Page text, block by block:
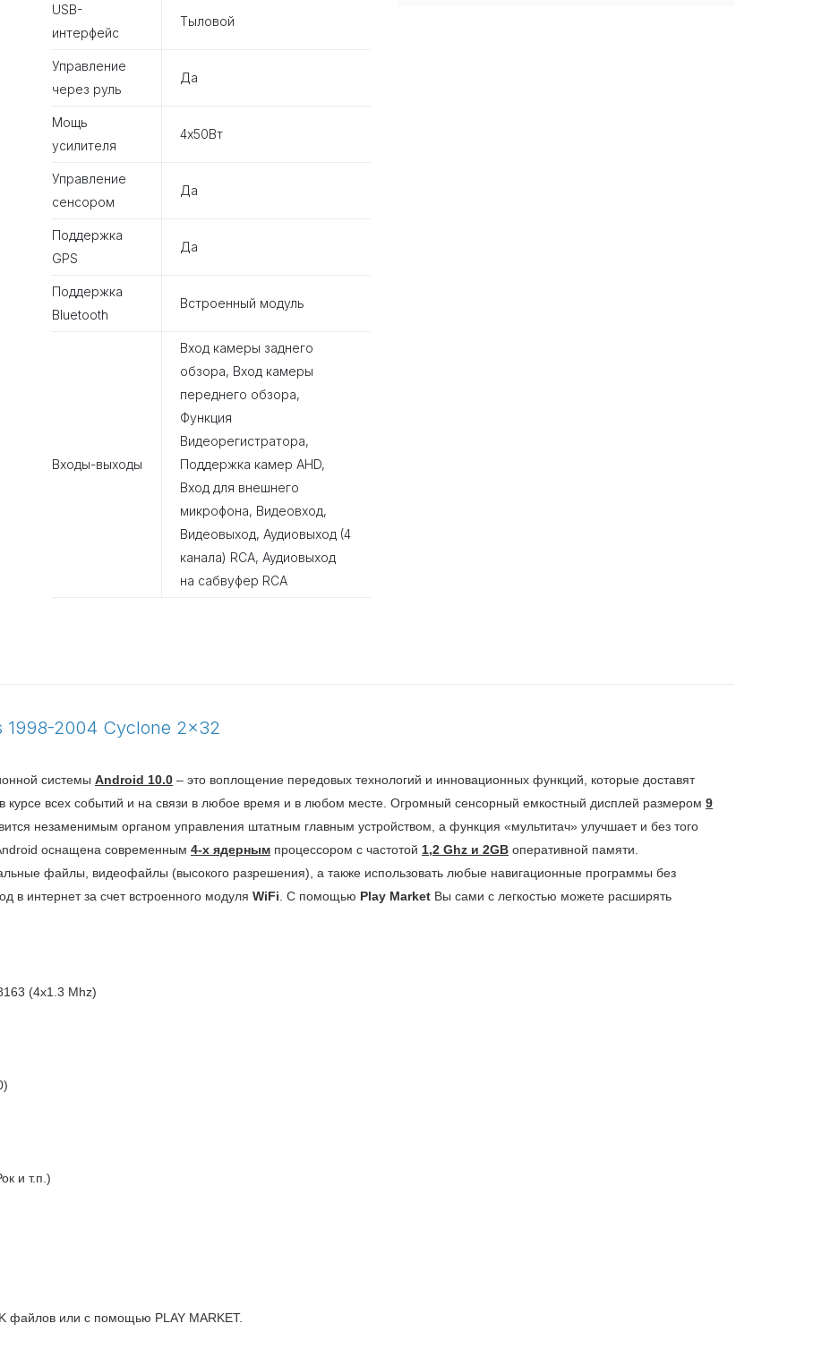
USB-
интерфейс
Тыловой
Управление
через руль
Да
Мощь
усилителя
4х50Вт
Управление
сенсором
Да
Поддержка
GPS
Да
Поддержка
Bluetooth
Встроенный модуль
Входы-выходы
Вход камеры заднего
обзора, Вход камеры
переднего обзора,
Функция
Видеорегистратора,
Поддержка камер AHD,
Вход для внешнего
микрофона, Видеовход,
Видеовыход, Аудиовыход (4
канала) RCA, Аудиовыход
на сабвуфер RCA
1998-2004 Cyclone 2x32
системы Android 10.0 – это воплощение передовых технологий и инновационных функций, которые доставят
курсе всех событий и на связи в любое время и в любом месте. Огромный сенсорный емкостный дисплей размером 9
незаменимым органом управления штатным главным устройством, а функция «мультитач» улучшает и без того
оснащена современным 4-х ядерным процессором с частотой 1,2 Ghz и 2GB оперативной памяти.
файлы, видеофайлы (высокого разрешения), а также использовать любые навигационные программы без
интернет за счет встроенного модуля WiFi . С помощью Play Market Вы сами с легкостью можете расширять
(4x1.3 Mhz)
и т.п.)
файлов или с помощью PLAY MARKET.